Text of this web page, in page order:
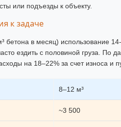
или подъезды к объекту.
к задаче
бетона в месяц) использование
ездить с половиной груза. По
на 18–22% за счет износа и
8–12 м³
~3 500